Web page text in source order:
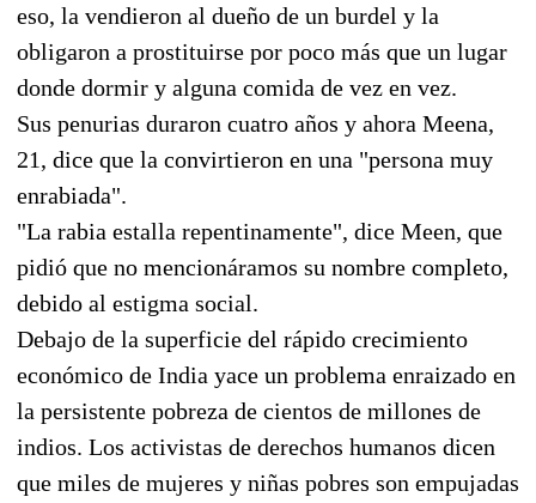
eso, la vendieron al dueño de un burdel y la
obligaron a prostituirse por poco más que un lugar
donde dormir y alguna comida de vez en vez.
Sus penurias duraron cuatro años y ahora Meena,
21, dice que la convirtieron en una "persona muy
enrabiada".
"La rabia estalla repentinamente", dice Meen, que
pidió que no mencionáramos su nombre completo,
debido al estigma social.
Debajo de la superficie del rápido crecimiento
económico de India yace un problema enraizado en
la persistente pobreza de cientos de millones de
indios. Los activistas de derechos humanos dicen
que miles de mujeres y niñas pobres son empujadas